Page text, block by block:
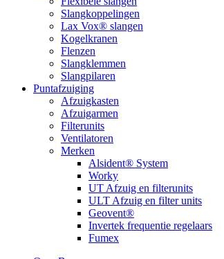
Slangkoppelingen
Lax Vox® slangen
Kogelkranen
Flenzen
Slangklemmen
Slangpilaren
Puntafzuiging
Afzuigkasten
Afzuigarmen
Filterunits
Ventilatoren
Merken
Alsident® System
Worky
UT Afzuig en filterunits
ULT Afzuig en filter units
Geovent®
Invertek frequentie regelaars
Fumex